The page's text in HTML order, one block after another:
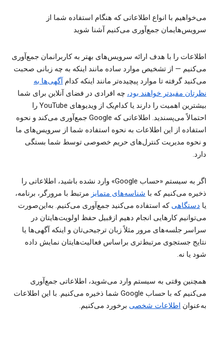
می‌خواهیم با انواع اطلاعاتی که هنگام استفاده شما از
سرویس‌هایمان جمع‌آوری می‌کنیم آشنا شوید
اطلاعات را با هدف ارائه سرویس‌های بهتر به کاربرانمان جمع‌آوری
می‌کنیم — از تشخیص موارد ساده مانند اینکه به چه زبانی صحبت
می‌کنید گرفته تا موارد پیچیده‌تر مانند اینکه کدام آگهی‌ها به
نظرتان مفیدتر خواهند بود، چه افرادی در فضای آنلاین برای شما
بیشترین اهمیت را دارند یا کدام‌یک از ویدیوهای YouTube را
احتمالاً می‌پسندید. اطلاعاتی که Google جمع‌آوری می‌کند و نحوه
استفاده از این اطلاعات به نحوه استفاده شما از سرویس‌های ما
و نحوه مدیریت کنترل‌های حریم خصوصی توسط شما بستگی
دارد.
اگر به سیستم «حساب Google» وارد نشده باشید، اطلاعاتی را
ذخیره می‌کنیم که با شناسه‌های متمایز مرتبط با مرورگر، برنامه،
یا دستگاهی که استفاده می‌کنید جمع‌آوری می‌کنیم. به‌این‌صورت
می‌توانیم کارهایی انجام دهیم ازقبیل حفظ اولویت‌هایتان در
سراسر جلسه‌های مرور مثلاً زبان ترجیحی‌تان و اینکه آگهی‌ها یا
نتایج جستجوی مرتبط‌تری براساس فعالیت‌هایتان نمایش داده
شود یا نه.
همچنین وقتی به سیستم وارد می‌شوید، اطلاعاتی جمع‌آوری
می‌کنیم که با حساب Google شما ذخیره می‌کنیم. با این اطلاعات
به‌عنوان اطلاعات شخصی برخورد می‌کنیم.